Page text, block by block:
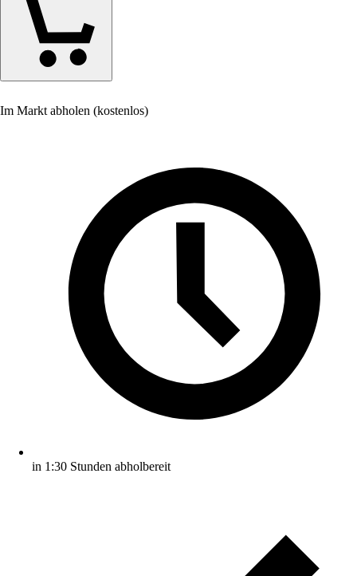
Im Markt abholen (kostenlos)
in 1:30 Stunden abholbereit